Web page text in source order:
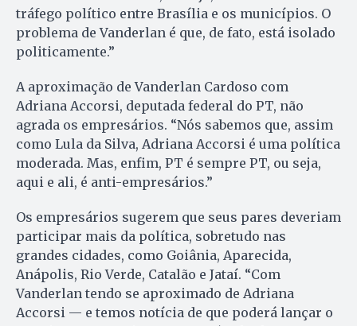
tráfego político entre Brasília e os municípios. O
problema de Vanderlan é que, de fato, está isolado
politicamente.”
A aproximação de Vanderlan Cardoso com
Adriana Accorsi, deputada federal do PT, não
agrada os empresários. “Nós sabemos que, assim
como Lula da Silva, Adriana Accorsi é uma política
moderada. Mas, enfim, PT é sempre PT, ou seja,
aqui e ali, é anti-empresários.”
Os empresários sugerem que seus pares deveriam
participar mais da política, sobretudo nas
grandes cidades, como Goiânia, Aparecida,
Anápolis, Rio Verde, Catalão e Jataí. “Com
Vanderlan tendo se aproximado de Adriana
Accorsi — e temos notícia de que poderá lançar o